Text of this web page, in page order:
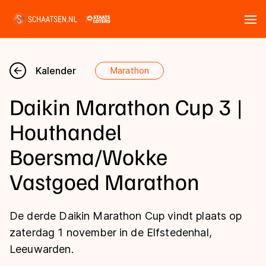
Nieuws
Kalender
Disciplines
Marathon
Shorttrack
Inlineskaten
Uitslagen
Langebaan
Shorttrack
Tijden & historie
Kalender Marathon
Daikin Marathon Cup 3 |
Houthandel
Boersma/Wokke
Vastgoed Marathon
De derde Daikin Marathon Cup vindt plaats op
zaterdag 1 november in de Elfstedenhal,
Leeuwarden.